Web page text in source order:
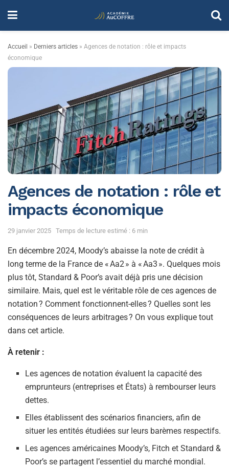
Accueil » Derniers articles » Agences de notation : rôle et impacts
économique
Agences de notation : rôle et
impacts économique
29 janvier 2025 Temps de lecture estimé : 6 min
En décembre 2024, Moody’s abaisse la note de crédit à
long terme de la France de « Aa2 » à « Aa3 ». Quelques mois
plus tôt, Standard & Poor’s avait déjà pris une décision
similaire. Mais, quel est le véritable rôle de ces agences de
notation ? Comment fonctionnent-elles ? Quelles sont les
conséquences de leurs arbitrages ? On vous explique tout
dans cet article.
À retenir :
Les agences de notation évaluent la capacité des
emprunteurs (entreprises et États) à rembourser leurs
dettes.
Elles établissent des scénarios financiers, afin de
situer les entités étudiées sur leurs barèmes respectifs.
Les agences américaines Moody’s, Fitch et Standard &
Poor’s se partagent l’essentiel du marché mondial.